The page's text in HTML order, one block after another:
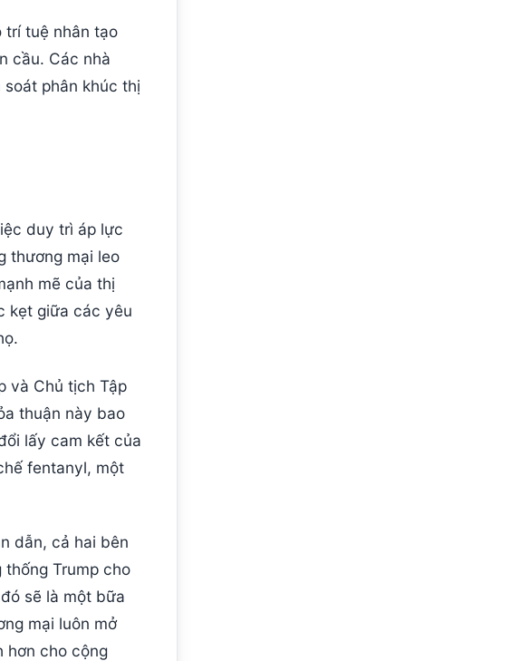
trí tuệ nhân tạo
cầu. Các nhà
phân khúc thị
duy trì áp lực
thương mại leo
mẽ của thị
kẹt giữa các yêu
và Chủ tịch Tập
thuận này bao
lấy cam kết của
fentanyl, một
dẫn, cả hai bên
Trump cho
sẽ là một bữa
mại luôn mở
hơn cho cộng